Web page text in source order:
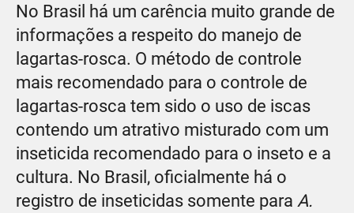
No Brasil há um carência muito grande de
informações a respeito do manejo de
lagartas-rosca. O método de controle
mais recomendado para o controle de
lagartas-rosca tem sido o uso de iscas
contendo um atrativo misturado com um
inseticida recomendado para o inseto e a
cultura. No Brasil, oficialmente há o
registro de inseticidas somente para A.